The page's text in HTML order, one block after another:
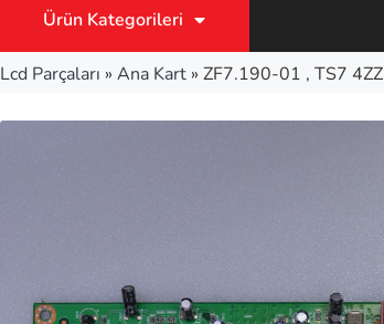
Ürün Kategorileri
Lcd Parçaları » Ana Kart » ZF7.190-01 , TS7 4ZZ